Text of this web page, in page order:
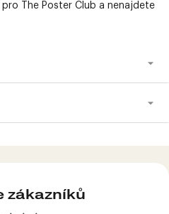
The Poster Club a nenajdete
zákazníků